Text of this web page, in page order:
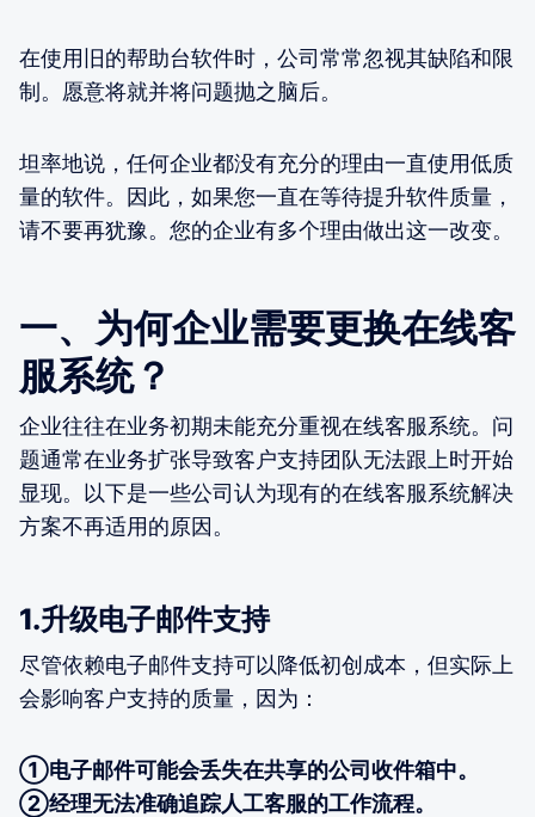
在使用旧的帮助台软件时，公司常常忽视其缺陷和限
制。愿意将就并将问题抛之脑后。
坦率地说，任何企业都没有充分的理由一直使用低质
量的软件。因此，如果您一直在等待提升软件质量，
请不要再犹豫。您的企业有多个理由做出这一改变。
一、为何企业需要更换在线客
服系统？
企业往往在业务初期未能充分重视在线客服系统。问
题通常在业务扩张导致客户支持团队无法跟上时开始
显现。以下是一些公司认为现有的在线客服系统解决
方案不再适用的原因。
1.升级电子邮件支持
尽管依赖电子邮件支持可以降低初创成本，但实际上
会影响客户支持的质量，因为：
①电子邮件可能会丢失在共享的公司收件箱中。
②经理无法准确追踪人工客服的工作流程。